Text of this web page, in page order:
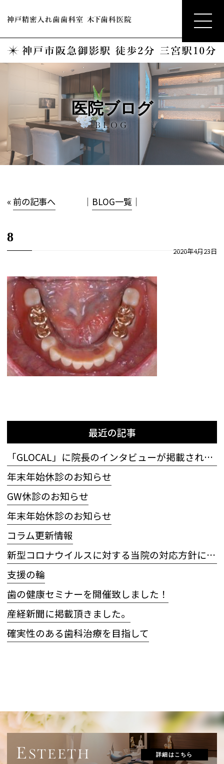
医院ブログ
BLOG
«前の記事へ │ BLOG一覧 │
8
2020年4月23日
最近の記事
「GLOCAL」に院長のインタビューが掲載されました
年末年始休診のお知らせ
GW休診のお知らせ
年末年始休診のお知らせ
コラム更新情報
新型コロナウイルスに対する当院の対応方針について
支援の輪
歯の健康セミナーを開催致しました！
産経新聞に掲載頂きました。
確実性のある歯科治療を目指して
E STEETH 詳細はこちら